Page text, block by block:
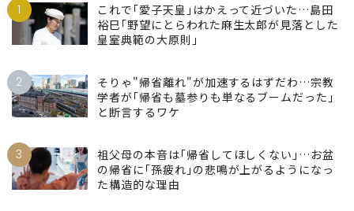
1
これで｢愛子天皇｣はかえって近づいた…島田
裕巳｢野望にとらわれた麻生太郎が見落とした
皇室典範の大原則｣
2
そりゃ"帰省離れ"が加速するはずだわ…宗教
学者が｢帰省も墓参りも単なるブームだった｣
と断言するワケ
3
祖父母の本音は｢帰省してほしくない｣…お盆
の帰省に｢孫疲れ｣の悲鳴が上がるようになっ
た構造的な理由